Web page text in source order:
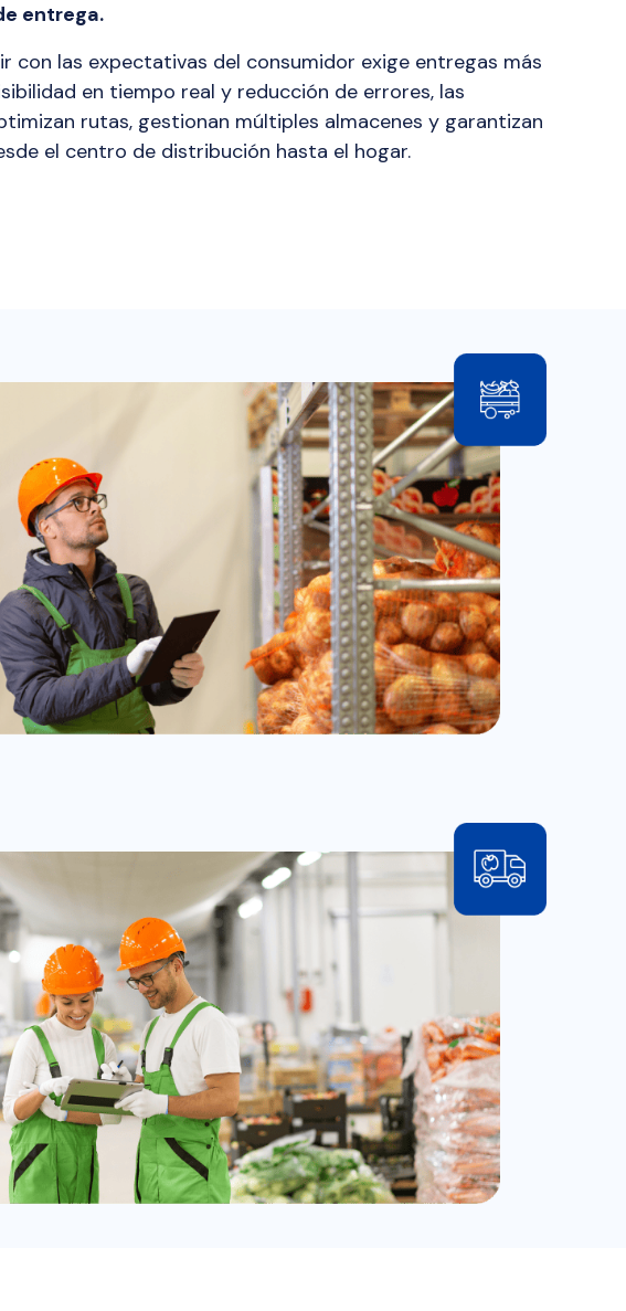
entrega.
con las expectativas del consumidor exige entregas más
en tiempo real y reducción de errores, las
rutas, gestionan múltiples almacenes y garantizan
el centro de distribución hasta el hogar.